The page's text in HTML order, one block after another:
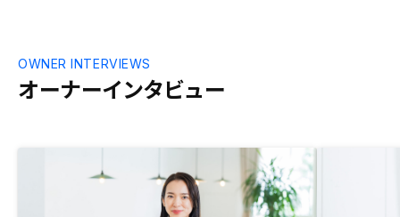
オーナーインタビュー
OWNER INTERVIEWS